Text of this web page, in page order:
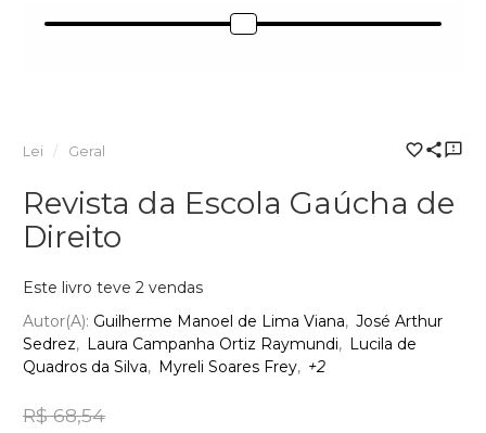
Lei Geral
Revista da Escola Gaúcha de
Direito
Este livro teve 2 vendas
Autor(a): Guilherme Manoel de Lima Viana
José Arthur
Sedrez
Laura Campanha Ortiz Raymundi
Lucila de
Quadros da Silva
Myreli Soares Frey +2
R$ 68,54